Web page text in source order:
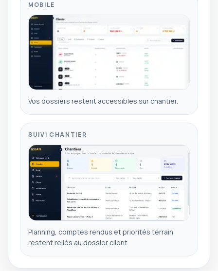
MOBILE
Vos dossiers restent accessibles sur chantier.
SUIVI CHANTIER
Planning, comptes rendus et priorités terrain
restent reliés au dossier client.